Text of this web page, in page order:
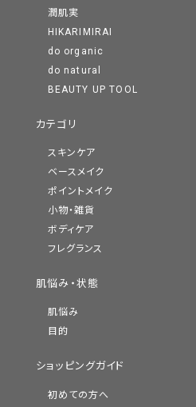
潤肌実
HIKARIMIRAI
do organic
do natural
BEAUTY UP TOOL
カテゴリ
スキンケア
ベースメイク
ポイントメイク
小物・雑貨
ボディケア
フレグランス
肌悩み・状態
肌悩み
目的
ショッピングガイド
初めての方へ